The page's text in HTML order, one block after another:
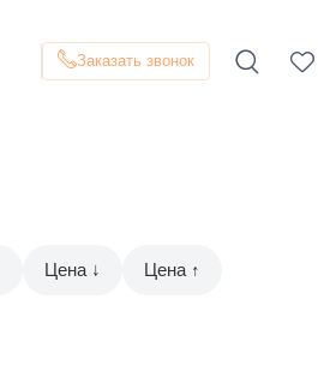
Заказать звонок
Цена ↓ Цена ↑